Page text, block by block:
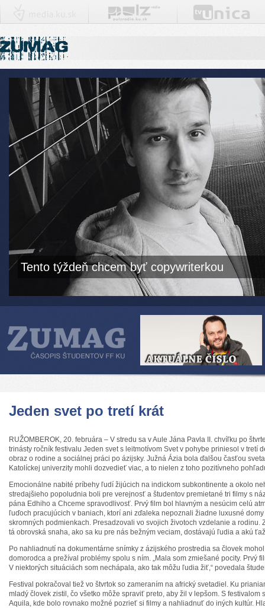
Tento týždeň chcem byť copywriterkou
Jeden svet po tretí krát
RUŽOMBEROK, 20. februára – V stredu sa v Aule Jána Pavla II. chvíľku po
trinásty ročník festivalu Jeden svet s leitmotívom Svet v pohybe priniesol v tretí
obraz o rodine a sociálnej práci po ázijsky. Južná Ázia bola ďalšou časťou
Katolíckej univerzity mohli dozvedieť viac, a to nielen z toho pozitívneho
Emocionálne nabité príbehy ľudí žijúcich na indickom subkontinente a okolo
stredajšieho popoludnia boli pre verejnosť a študentov premietané tri filmy s
pána Edhiho a Chceme spravodlivosť. Prvý film bol hlavným a nesúcim celú
ľuďoch pracujúcich v baniach, ktorí ani zďaleka nepoznali žiadne luxusné
skromných podmienkach. Presadzovali vo svojich životoch vzdelanie a rodinu.
tá obrovská snaha, ako sa ku pre nás bežným veciam, dostávajú ľudia a akú
Po nahliadnutí na dokumentárne snímky z ázijského prostredia sa človek
domorodca a prežíval problémy spolu s ním. „Mala som zmiešané pocity. Prvý
V niektorých situáciách som nechápala, ako tak môžu ľudia žiť,“ povedala
Festival pokračoval tiež vo štvrtok so zameraním na africký svetadiel. Ku
mladý človek zistil, čo všetko môže spraviť preto, aby žil v lepšom. S festivalom
Aquila, kde bolo rovnako možné pozrieť si filmy a nahliadnuť do iných kultúr.